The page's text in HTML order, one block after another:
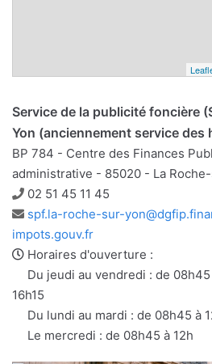
Service de la publicité foncière
Yon (anciennement service des
BP 784 - Centre des Finances
administrative - 85020 - La
Téléphone
02 51 45 11 45
Adresse
e-
mail
spf.la-roche-sur-
impots.gouv.fr
Horaires d'ouverture :
Du jeudi au vendredi : de
16h15
Du lundi au mardi : de 08h45 à
Le mercredi : de 08h45 à 12h